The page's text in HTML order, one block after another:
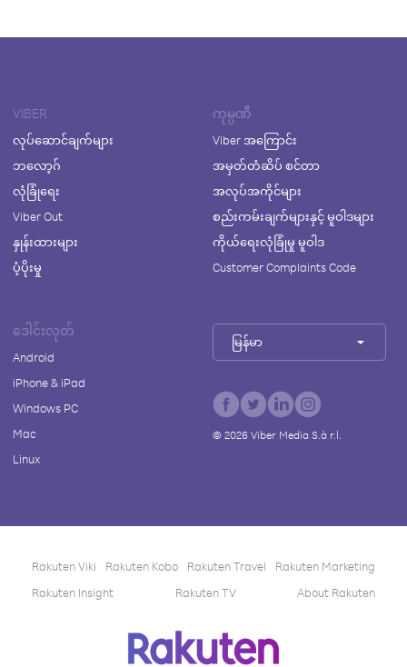
VIBER
လုပ်ဆောင်ချက်များ
ဘလော့ဂ်
လုံခြုံရေး
Viber Out
နှုန်းထားများ
ပံ့ပိုးမှု
ကုမ္ပဏီ
Viber အကြောင်း
အမှတ်တံဆိပ် စင်တာ
အလုပ်အကိုင်များ
စည်းကမ်းချက်များနှင့် မူဝါဒများ
ကိုယ်ရေးလုံခြုံမှု မူဝါဒ
Customer Complaints Code
ဒေါင်းလုတ်
Android
iPhone & iPad
Windows PC
Mac
Linux
မြန်မာ
© 2026Viber Media S.à r.l.
Rakuten Viki Rakuten Kobo Rakuten Travel
Rakuten Marketing
Rakuten Insight
Rakuten TV About Rakuten